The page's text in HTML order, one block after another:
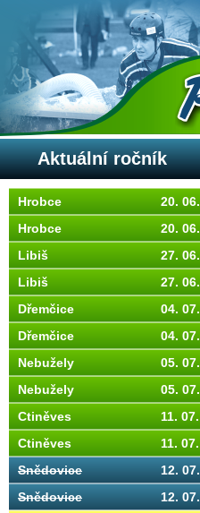
Aktuální ročník
Hrobce
20. 06.
Hrobce
20. 06.
Libiš
27. 06.
Libiš
27. 06.
Dřemčice
04. 07.
Dřemčice
04. 07.
Nebužely
05. 07.
Nebužely
05. 07.
Ctiněves
11. 07.
Ctiněves
11. 07.
Snědovice
12. 07.
Snědovice
12. 07.